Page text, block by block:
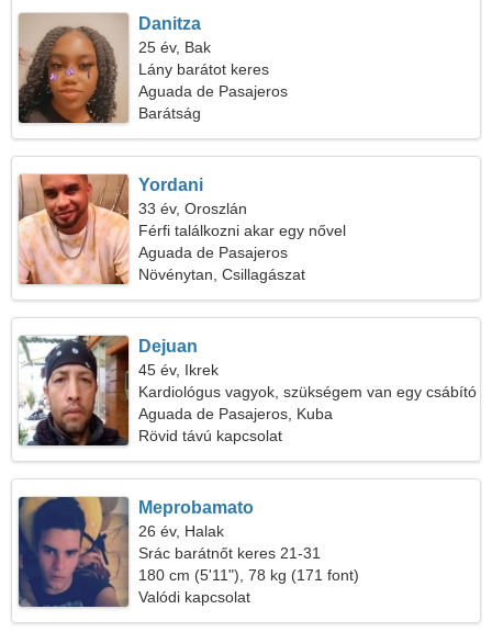
Danitza
25 év, Bak
Lány barátot keres
Aguada de Pasajeros
Barátság
Yordani
33 év, Oroszlán
Férfi találkozni akar egy nővel
Aguada de Pasajeros
Növénytan, Csillagászat
Dejuan
45 év, Ikrek
Kardiológus vagyok, szükségem van egy csábító
nőre
Aguada de Pasajeros, Kuba
Rövid távú kapcsolat
Meprobamato
26 év, Halak
Srác barátnőt keres 21-31
180 cm (5'11"), 78 kg (171 font)
Valódi kapcsolat